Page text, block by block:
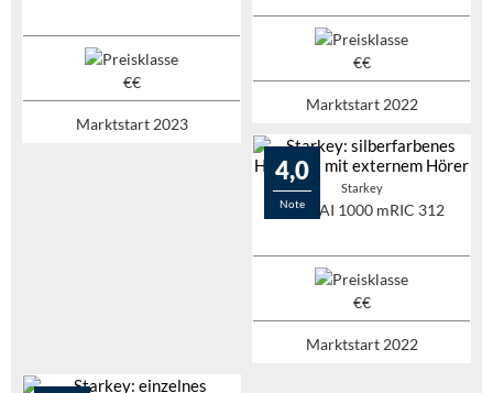
Marktstart 2023
Marktstart 2022
4,0
Note
Starkey
Evolv AI 1000 mRIC 312
Marktstart 2022